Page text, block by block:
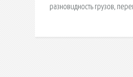
разновидность грузов,